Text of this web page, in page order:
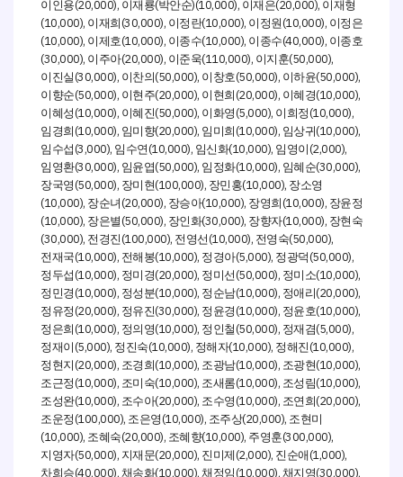
이인용(20,000), 이재룡(박안순)(10,000), 이재은(20,000), 이재형
(10,000), 이재희 (30,000), 이정란(10,000), 이정원 (10,000), 이정은
(10,000), 이제호(10,000), 이종수(10,000), 이종수(40,000), 이종호
(30,000), 이주아(20,000), 이준욱(110,000), 이지훈(50,000),
이진실 (30,000), 이찬의 (50,000), 이창호(50,000), 이하윤(50,000),
이향순(50,000), 이현주(20,000), 이현희 (20,000), 이혜경(10,000),
이혜성 (10,000), 이혜진(50,000), 이화영 (5,000), 이희정 (10,000),
임경희 (10,000), 임미향(20,000), 임미희 (10,000), 임상귀 (10,000),
임수섭 (3,000), 임수연 (10,000), 임신화(10,000), 임영이 (2,000),
임영환(30,000), 임윤엽(50,000), 임정화(10,000), 임혜순(30,000),
장국영 (50,000), 장미현(100,000), 장민홍(10,000), 장소영
(10,000), 장순녀 (20,000), 장승아(10,000), 장영희 (10,000), 장윤정
(10,000), 장은별 (50,000), 장인화(30,000), 장향자(10,000), 장현숙
(30,000), 전경진 (100,000), 전영선 (10,000), 전영숙(50,000),
전재국(10,000), 전해봉(10,000), 정경아(5,000), 정광덕 (50,000),
정두섭 (10,000), 정미경(20,000), 정미선 (50,000), 정미소(10,000),
정민경 (10,000), 정성분(10,000), 정순남(10,000), 정애리 (20,000),
정유정 (20,000), 정유진(30,000), 정윤경 (10,000), 정윤호(10,000),
정은희 (10,000), 정의영(10,000), 정인철 (50,000), 정재겸(5,000),
정재이 (5,000), 정진숙(10,000), 정해자(10,000), 정해진 (10,000),
정현지 (20,000), 조경희 (10,000), 조광남(10,000), 조광현(10,000),
조근정 (10,000), 조미숙(10,000), 조새롬(10,000), 조성림(10,000),
조성완(10,000), 조수아(20,000), 조수영 (10,000), 조연희 (20,000),
조운정 (100,000), 조은영 (10,000), 조주상(20,000), 조현미
(10,000), 조혜숙(20,000), 조혜향(10,000), 주영훈(300,000),
지영자(50,000), 지재문(20,000), 진미제 (2,000), 진순애 (1,000),
차희승(40,000), 채송화(10,000), 채정임 (10,000), 채지영(30,000),